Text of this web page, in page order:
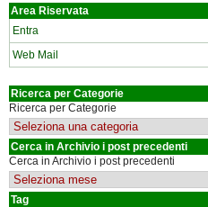
Area Riservata
Entra
Web Mail
Ricerca per Categorie
Ricerca per Categorie
Cerca in Archivio i post precedenti
Cerca in Archivio i post precedenti
Tag